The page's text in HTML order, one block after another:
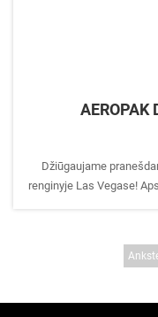
AEROPAK
Džiūgaujame
renginyje Las Vegase!